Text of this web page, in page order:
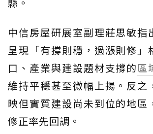
中信房屋研展室副理莊思敏指
呈現「有撐則穩，過漲則修」
口、產業與建設題材支撐的區
維持平穩甚至微幅上揚。反之
映但實質建設尚未到位的地區
修正率先回調。